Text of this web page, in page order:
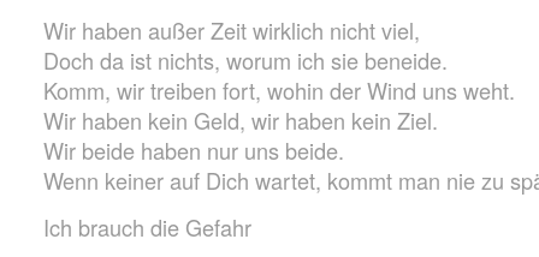
Wir haben außer Zeit wirklich nicht viel,
Doch da ist nichts, worum ich sie beneide.
Komm, wir treiben fort, wohin der Wind uns weht.
Wir haben kein Geld, wir haben kein Ziel.
Wir beide haben nur uns beide.
Wenn keiner auf Dich wartet, kommt man nie zu
Ich brauch die Gefahr